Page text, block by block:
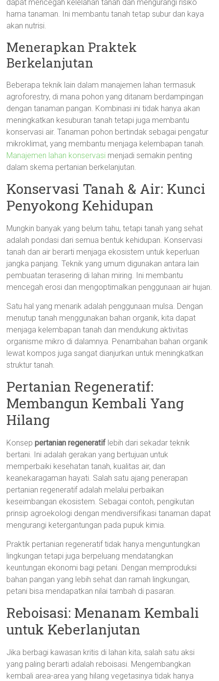
dapat mencegah kelelahan tanah dan mengurangi risiko
hama tanaman. Ini membantu tanah tetap subur dan kaya
akan nutrisi.
Menerapkan Praktek
Berkelanjutan
Beberapa teknik lain dalam manajemen lahan termasuk
agroforestry, di mana pohon yang ditanam berdampingan
dengan tanaman pangan. Kombinasi ini tidak hanya akan
meningkatkan kesuburan tanah tetapi juga membantu
konservasi air. Tanaman pohon bertindak sebagai pengatur
mikroklimat, yang membantu menjaga kelembapan tanah.
Manajemen lahan konservasi menjadi semakin penting
dalam skema pertanian berkelanjutan.
Konservasi Tanah & Air: Kunci
Penyokong Kehidupan
Mungkin banyak yang belum tahu, tetapi tanah yang sehat
adalah pondasi dari semua bentuk kehidupan. Konservasi
tanah dan air berarti menjaga ekosistem untuk keperluan
jangka panjang. Teknik yang umum digunakan antara lain
pembuatan terasering di lahan miring. Ini membantu
mencegah erosi dan mengoptimalkan penggunaan air hujan.
Satu hal yang menarik adalah penggunaan mulsa. Dengan
menutup tanah menggunakan bahan organik, kita dapat
menjaga kelembapan tanah dan mendukung aktivitas
organisme mikro di dalamnya. Penambahan bahan organik
lewat kompos juga sangat dianjurkan untuk meningkatkan
struktur tanah.
Pertanian Regeneratif:
Membangun Kembali Yang
Hilang
Konseppertanian regeneratif lebih dari sekadar teknik
bertani. Ini adalah gerakan yang bertujuan untuk
memperbaiki kesehatan tanah, kualitas air, dan
keanekaragaman hayati. Salah satu ajang penerapan
pertanian regeneratif adalah melalui perbaikan
keseimbangan ekosistem. Sebagai contoh, pengikutan
prinsip agroekologi dengan mendiversifikasi tanaman dapat
mengurangi ketergantungan pada pupuk kimia.
Praktik pertanian regeneratif tidak hanya menguntungkan
lingkungan tetapi juga berpeluang mendatangkan
keuntungan ekonomi bagi petani. Dengan memproduksi
bahan pangan yang lebih sehat dan ramah lingkungan,
petani bisa mendapatkan nilai tambah di pasaran.
Reboisasi: Menanam Kembali
untuk Keberlanjutan
Jika berbagi kawasan kritis di lahan kita, salah satu aksi
yang paling berarti adalah reboisasi. Mengembangkan
kembali area-area yang hilang vegetasinya tidak hanya